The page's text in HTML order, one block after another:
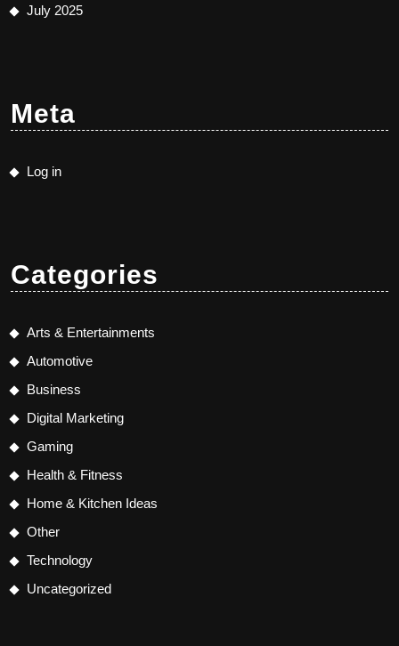
July 2025
Meta
Log in
Categories
Arts & Entertainments
Automotive
Business
Digital Marketing
Gaming
Health & Fitness
Home & Kitchen Ideas
Other
Technology
Uncategorized